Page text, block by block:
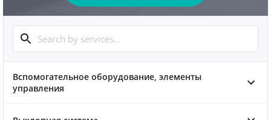
Вспомогательное оборудование, элементы
управления